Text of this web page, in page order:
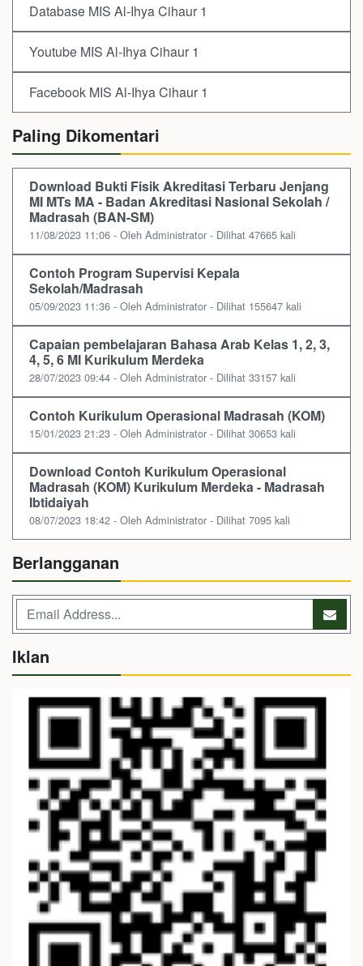
Database MIS Al-Ihya Cihaur 1
Youtube MIS Al-Ihya Cihaur 1
Facebook MIS Al-Ihya Cihaur 1
Paling Dikomentari
Download Bukti Fisik Akreditasi Terbaru Jenjang
MI MTs MA - Badan Akreditasi Nasional Sekolah /
Madrasah (BAN-SM)
11/08/2023 11:06 - Oleh Administrator - Dilihat 47665 kali
Contoh Program Supervisi Kepala
Sekolah/Madrasah
05/09/2023 11:36 - Oleh Administrator - Dilihat 155647 kali
Capaian pembelajaran Bahasa Arab Kelas 1, 2, 3,
4, 5, 6 MI Kurikulum Merdeka
28/07/2023 09:44 - Oleh Administrator - Dilihat 33157 kali
Contoh Kurikulum Operasional Madrasah (KOM)
15/01/2023 21:23 - Oleh Administrator - Dilihat 30653 kali
Download Contoh Kurikulum Operasional
Madrasah (KOM) Kurikulum Merdeka - Madrasah
Ibtidaiyah
08/07/2023 18:42 - Oleh Administrator - Dilihat 7095 kali
Berlangganan
Iklan